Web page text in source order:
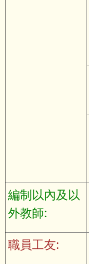
編制以內及以
外教師:
職員工友: